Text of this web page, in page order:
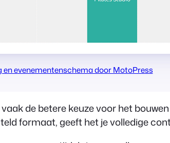
en evenementenschema door MotoPress
de betere keuze voor het
formaat, geeft het je volledige